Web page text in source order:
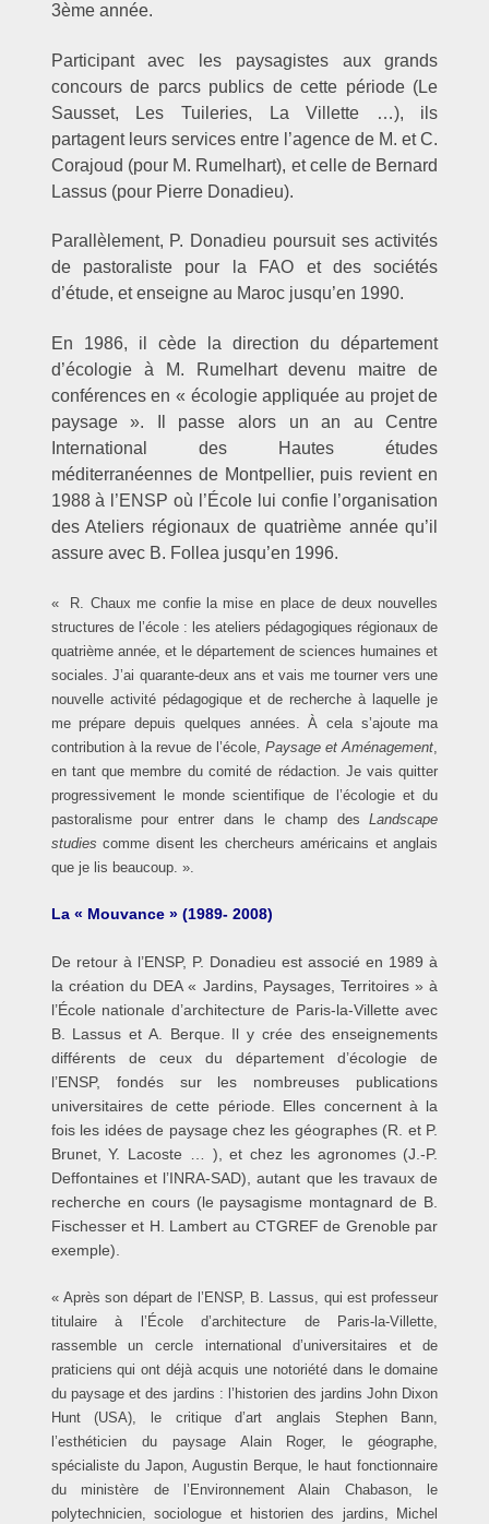
3ème année.
Participant avec les paysagistes aux grands
concours de parcs publics de cette période (Le
Sausset, Les Tuileries, La Villette …), ils
partagent leurs services entre l’agence de M. et C.
Corajoud (pour M. Rumelhart), et celle de Bernard
Lassus (pour Pierre Donadieu).
Parallèlement, P. Donadieu poursuit ses activités
de pastoraliste pour la FAO et des sociétés
d’étude, et enseigne au Maroc jusqu’en 1990.
En 1986, il cède la direction du département
d’écologie à M. Rumelhart devenu maitre de
conférences en « écologie appliquée au projet de
paysage ». Il passe alors un an au Centre
International des Hautes études
méditerranéennes de Montpellier, puis revient en
1988 à l’ENSP où l’École lui confie l’organisation
des Ateliers régionaux de quatrième année qu’il
assure avec B. Follea jusqu’en 1996.
« R. Chaux me confie la mise en place de deux nouvelles
structures de l’école : les ateliers pédagogiques régionaux de
quatrième année, et le département de sciences humaines et
sociales. J’ai quarante-deux ans et vais me tourner vers une
nouvelle activité pédagogique et de recherche à laquelle je
me prépare depuis quelques années. À cela s’ajoute ma
contribution à la revue de l’école, Paysage et Aménagement
en tant que membre du comité de rédaction. Je vais quitter
progressivement le monde scientifique de l’écologie et du
pastoralisme pour entrer dans le champ desLandscape
studies comme disent les chercheurs américains et anglais
que je lis beaucoup. ».
La « Mouvance » (1989- 2008)
De retour à l’ENSP, P. Donadieu est associé en 1989 à
la création du DEA « Jardins, Paysages, Territoires » à
l’École nationale d’architecture de Paris-la-Villette avec
B. Lassus et A. Berque. Il y crée des enseignements
différents de ceux du département d’écologie de
l’ENSP, fondés sur les nombreuses publications
universitaires de cette période. Elles concernent à la
fois les idées de paysage chez les géographes (R. et P.
Brunet, Y. Lacoste … ), et chez les agronomes (J.-P.
Deffontaines et l’INRA-SAD), autant que les travaux de
recherche en cours (le paysagisme montagnard de B.
Fischesser et H. Lambert au CTGREF de Grenoble par
exemple).
« Après son départ de l’ENSP, B. Lassus, qui est professeur
titulaire à l’École d’architecture de Paris-la-Villette,
rassemble un cercle international d’universitaires et de
praticiens qui ont déjà acquis une notoriété dans le domaine
du paysage et des jardins : l’historien des jardins John Dixon
Hunt (USA), le critique d’art anglais Stephen Bann,
l’esthéticien du paysage Alain Roger, le géographe,
spécialiste du Japon, Augustin Berque, le haut fonctionnaire
du ministère de l’Environnement Alain Chabason, le
polytechnicien, sociologue et historien des jardins, Michel